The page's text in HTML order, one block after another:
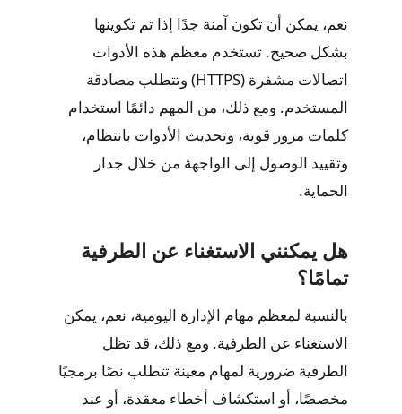
نعم، يمكن أن تكون آمنة جدًا إذا تم تكوينها
بشكل صحيح. تستخدم معظم هذه الأدوات
اتصالات مشفرة (HTTPS) وتتطلب مصادقة
المستخدم. ومع ذلك، من المهم دائمًا استخدام
كلمات مرور قوية، وتحديث الأدوات بانتظام،
وتقييد الوصول إلى الواجهة من خلال جدار
الحماية.
هل يمكنني الاستغناء عن الطرفية
تمامًا؟
بالنسبة لمعظم مهام الإدارة اليومية، نعم، يمكن
الاستغناء عن الطرفية. ومع ذلك، قد تظل
الطرفية ضرورية لمهام معينة تتطلب نصًا برمجيًا
مخصصًا، أو استكشاف أخطاء معقدة، أو عند